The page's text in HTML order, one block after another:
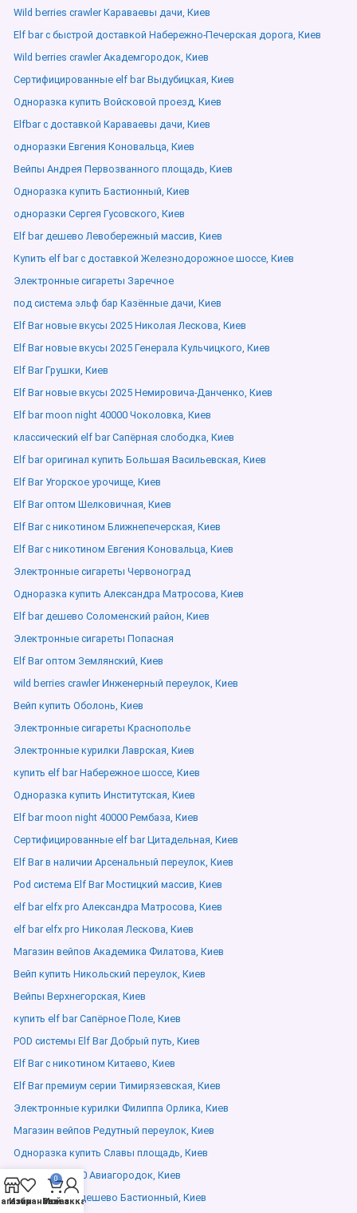
Wild berries crawler Караваевы дачи, Киев
Elf bar с быстрой доставкой Набережно-Печерская дорога, Киев
Wild berries crawler Академгородок, Киев
Сертифицированные elf bar Выдубицкая, Киев
Одноразка купить Войсковой проезд, Киев
Elfbar с доставкой Караваевы дачи, Киев
одноразки Евгения Коновальца, Киев
Вейпы Андрея Первозванного площадь, Киев
Одноразка купить Бастионный, Киев
одноразки Сергея Гусовского, Киев
Elf bar дешево Левобережный массив, Киев
Купить elf bar с доставкой Железнодорожное шоссе, Киев
Электронные сигареты Заречное
под система эльф бар Казённые дачи, Киев
Elf Bar новые вкусы 2025 Николая Лескова, Киев
Elf Bar новые вкусы 2025 Генерала Кульчицкого, Киев
Elf Bar Грушки, Киев
Elf Bar новые вкусы 2025 Немировича-Данченко, Киев
Elf bar moon night 40000 Чоколовка, Киев
классический elf bar Сапёрная слободка, Киев
Elf bar оригинал купить Большая Васильевская, Киев
Elf Bar Угорское урочище, Киев
Elf Bar оптом Шелковичная, Киев
Elf Bar с никотином Ближнепечерская, Киев
Elf Bar с никотином Евгения Коновальца, Киев
Электронные сигареты Червоноград
Одноразка купить Александра Матросова, Киев
Elf bar дешево Соломенский район, Киев
Электронные сигареты Попасная
Elf Bar оптом Землянский, Киев
wild berries crawler Инженерный переулок, Киев
Вейп купить Оболонь, Киев
Электронные сигареты Краснополье
Электронные курилки Лаврская, Киев
купить elf bar Набережное шоссе, Киев
Одноразка купить Институтская, Киев
Elf bar moon night 40000 Рембаза, Киев
Сертифицированные elf bar Цитадельная, Киев
Elf Bar в наличии Арсенальный переулок, Киев
Pod система Elf Bar Мостицкий массив, Киев
elf bar elfx pro Александра Матросова, Киев
elf bar elfx pro Николая Лескова, Киев
Магазин вейпов Академика Филатова, Киев
Вейп купить Никольский переулок, Киев
Вейпы Верхнегорская, Киев
купить elf bar Сапёрное Поле, Киев
POD системы Elf Bar Добрый путь, Киев
Elf Bar с никотином Китаево, Киев
Elf Bar премиум серии Тимирязевская, Киев
Электронные курилки Филиппа Орлика, Киев
Магазин вейпов Редутный переулок, Киев
Одноразка купить Славы площадь, Киев
Elf bar bc 20000 Авиагородок, Киев
Elf Bar купить дешево Бастионный, Киев
Избранное
0
Заказ
Мой аккаунт